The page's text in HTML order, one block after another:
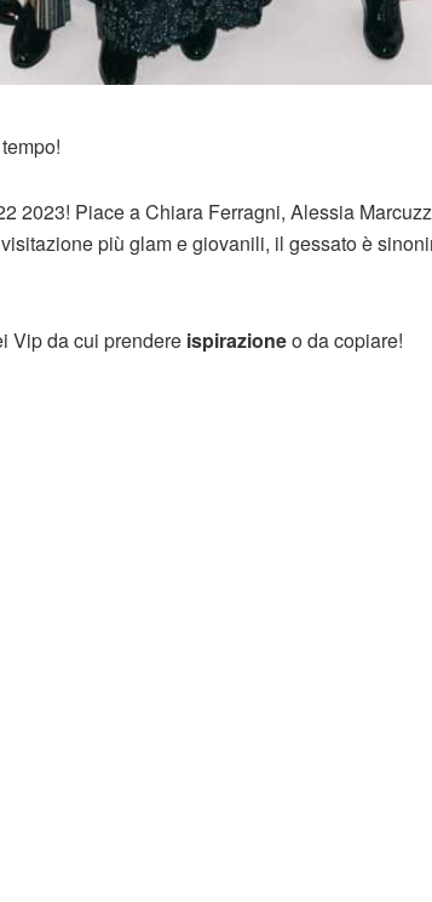
2023! Piace a Chiara Ferragni, Alessia
più glam e giovanili, il gessato è
Vip da cui prendere ispirazioneo da copiare!